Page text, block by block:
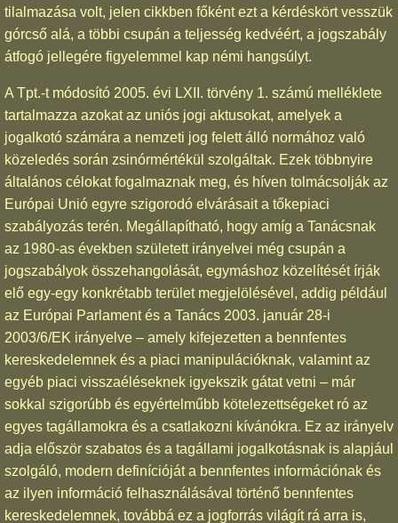
tilalmazása volt, jelen cikkben főként ezt a kérdéskört vesszük
górcső alá, a többi csupán a teljesség kedvéért, a jogszabály
átfogó jellegére figyelemmel kap némi hangsúlyt.
A Tpt.-t módosító 2005. évi LXII. törvény 1. számú melléklete
tartalmazza azokat az uniós jogi aktusokat, amelyek a
jogalkotó számára a nemzeti jog felett álló normához való
közeledés során zsinórmértékül szolgáltak. Ezek többnyire
általános célokat fogalmaznak meg, és híven tolmácsolják az
Európai Unió egyre szigorodó elvárásait a tőkepiaci
szabályozás terén. Megállapítható, hogy amíg a Tanácsnak
az 1980-as években született irányelvei még csupán a
jogszabályok összehangolását, egymáshoz közelítését írják
elő egy-egy konkrétabb terület megjelölésével, addig például
az Európai Parlament és a Tanács 2003. január 28-i
2003/6/EK irányelve – amely kifejezetten a bennfentes
kereskedelemnek és a piaci manipulációknak, valamint az
egyéb piaci visszaéléseknek igyekszik gátat vetni – már
sokkal szigorúbb és egyértelműbb kötelezettségeket ró az
egyes tagállamokra és a csatlakozni kívánókra. Ez az irányelv
adja először szabatos és a tagállami jogalkotásnak is alapjául
szolgáló, modern definícióját a bennfentes információnak és
az ilyen információ felhasználásával történő bennfentes
kereskedelemnek, továbbá ez a jogforrás világít rá arra is,